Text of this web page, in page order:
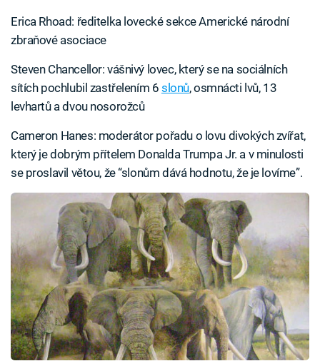
Erica Rhoad: ředitelka lovecké sekce Americké národní
zbraňové asociace
Steven Chancellor: vášnivý lovec, který se na sociálních
sítích pochlubil zastřelením 6 slonů, osmnácti lvů, 13
levhartů a dvou nosorožců
Cameron Hanes: moderátor pořadu o lovu divokých zvířat,
který je dobrým přítelem Donalda Trumpa Jr. a v minulosti
se proslavil větou, že “slonům dává hodnotu, že je lovíme”.